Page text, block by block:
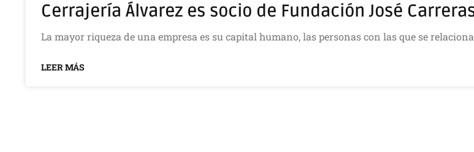
Cerrajería Álvarez es socio de Fundación José
La mayor riqueza de una empresa es su capital humano, las personas con las que se
LEER MÁS